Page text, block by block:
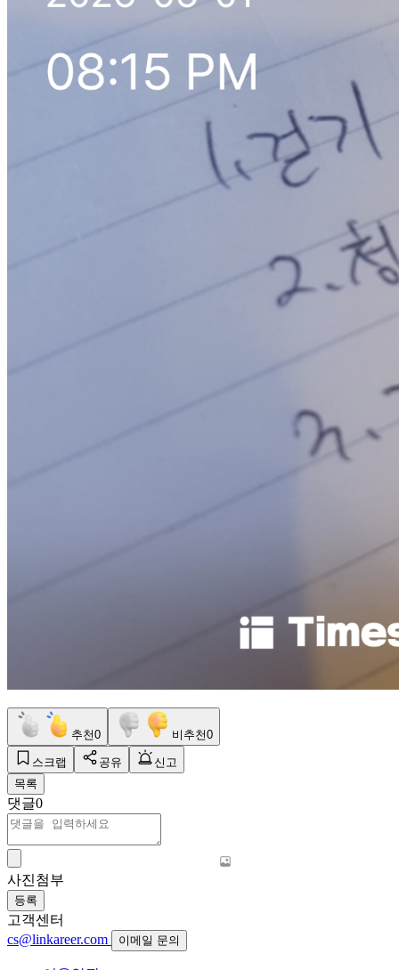
추천0 비추천0
스크랩 공유
신고
목록
댓글0
사진첨부
등록
고객센터
cs@linkareer.com
이메일 문의